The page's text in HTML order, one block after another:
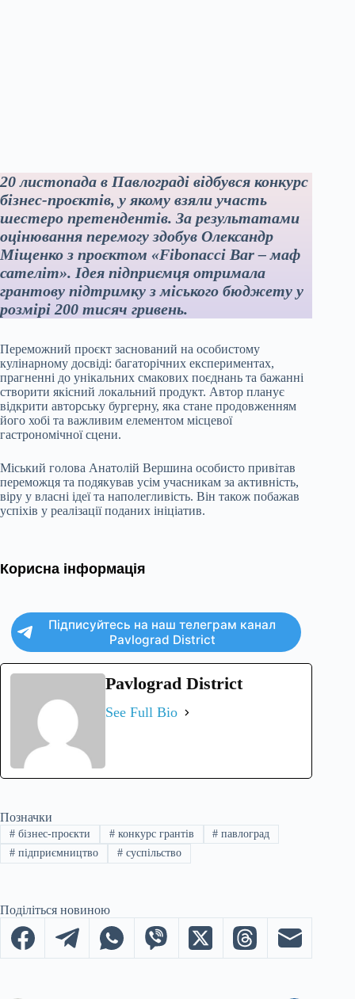
20 листопада в Павлограді відбувся конкурс
бізнес-проєктів, у якому взяли участь
шестеро претендентів. За результатами
оцінювання перемогу здобув Олександр
Міщенко з проєктом «Fibonacci Bar – маф
сателіт». Ідея підприємця отримала
грантову підтримку з міського бюджету у
розмірі 200 тисяч гривень.
Переможний проєкт заснований на особистому
кулінарному досвіді: багаторічних експериментах,
прагненні до унікальних смакових поєднань та бажанні
створити якісний локальний продукт. Автор планує
відкрити авторську бургерну, яка стане продовженням
його хобі та важливим елементом місцевої
гастрономічної сцени.
Міський голова Анатолій Вершина особисто привітав
переможця та подякував усім учасникам за активність,
віру у власні ідеї та наполегливість. Він також побажав
успіхів у реалізації поданих ініціатив.
Корисна інформація
Підписуйтесь на наш телеграм канал
Pavlograd District
Pavlograd District
See Full Bio
Позначки
#бізнес-проєкти #конкурс грантів # павлоград
#підприємництво #суспільство
Поділіться новиною